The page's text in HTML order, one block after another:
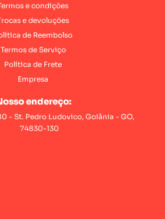
e condições
e devoluções
de Reembolso
Termos de Serviço
Política de Frete
Empresa
endereço:
- St. Pedro Ludovico, Goiânia - GO,
74830-130